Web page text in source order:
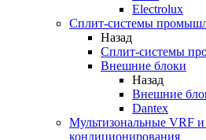
Electrolux
Сплит-системы
Назад
Сплит-системы
Внешние блоки
Назад
Внешние
Dantex
Мультизональные VRF
кондиционирования